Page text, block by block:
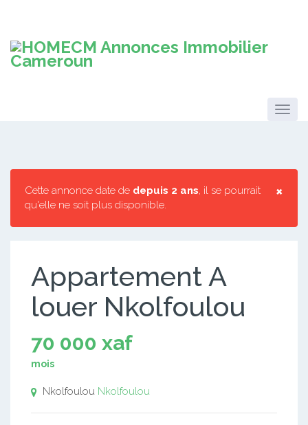
×
Cette annonce date de depuis 2 ans, il se pourrait
qu'elle ne soit plus disponible.
Appartement A
louer Nkolfoulou
70 000 xaf
mois
Nkolfoulou Nkolfoulou